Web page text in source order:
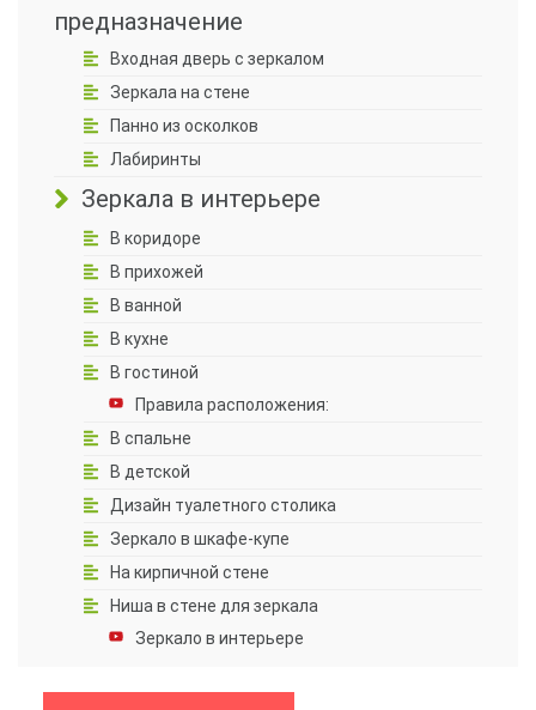
предназначение
Входная дверь с зеркалом
Зеркала на стене
Панно из осколков
Лабиринты
Зеркала в интерьере
В коридоре
В прихожей
В ванной
В кухне
В гостиной
Правила расположения:
В спальне
В детской
Дизайн туалетного столика
Зеркало в шкафе-купе
На кирпичной стене
Ниша в стене для зеркала
Зеркало в интерьере